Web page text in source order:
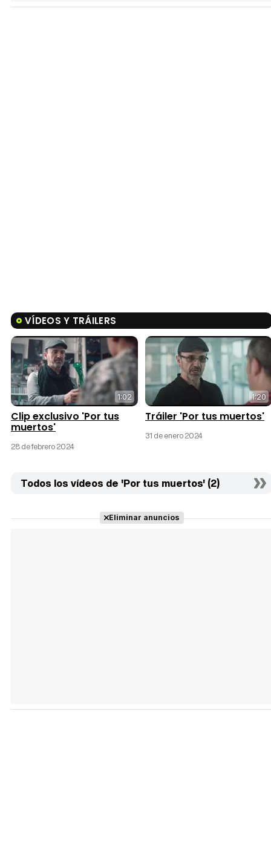
VÍDEOS Y TRÁILERS
1:02
Clip exclusivo 'Por tus
muertos'
28 de febrero 2024
1:20
Tráiler 'Por tus muertos'
31 de enero 2024
Todos los vídeos de 'Por tus muertos' (2)
Eliminar anuncios